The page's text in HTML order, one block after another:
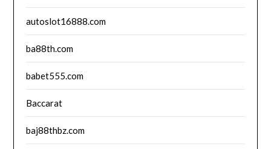
autoslot16888.com
ba88th.com
babet555.com
Baccarat
baj88thbz.com